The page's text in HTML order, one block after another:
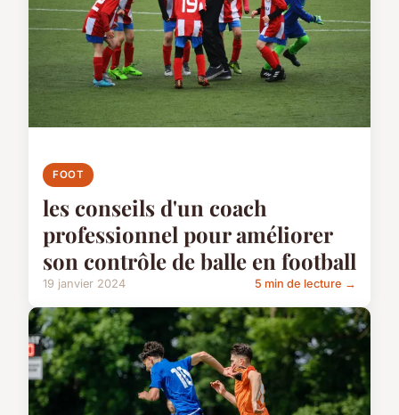
FOOT
les conseils d'un coach
professionnel pour améliorer
son contrôle de balle en football
19 janvier 2024 5 min de lecture →